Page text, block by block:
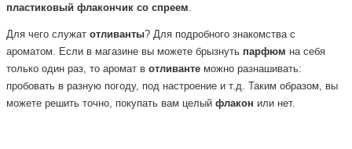
пластиковый флакончик со спреем
Для чего служат отливанты? Для подробного знакомства с
ароматом. Если в магазине вы можете брызнуть парфюм на себя
только один раз, то аромат в отливанте можно разнашивать:
пробовать в разную погоду, под настроение и т.д. Таким образом, вы
можете решить точно, покупать вам целый флакон или нет.